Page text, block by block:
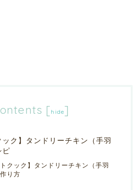
[ hide]
ック】タンドリーチキン（手羽
ピ
トクック】タンドリーチキン（手羽
り方